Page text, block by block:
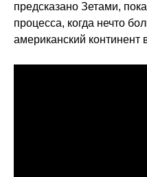
предсказано Зетами,
процесса, когда нечто
американский